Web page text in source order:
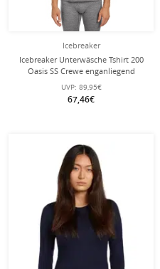
Icebreaker
Icebreaker Unterwäsche Tshirt 200
Oasis SS Crewe enganliegend
(Merinowolle) grau Herren
UVP: 89,95€
67,46€